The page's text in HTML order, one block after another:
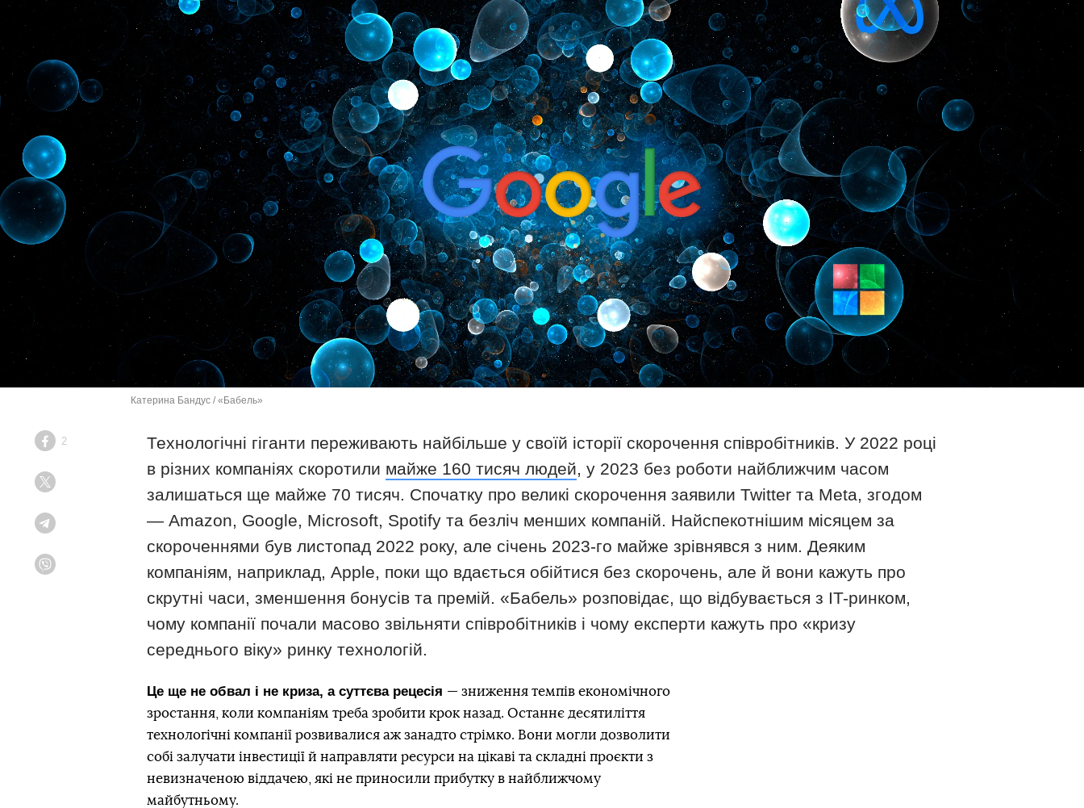
Катерина Бандус / «Бабель»
Facebook
2
Технологічні гіганти переживають найбільше у своїй історії скорочення співробітників. У 2022 році
в різних компаніях скоротили майже 160 тисяч людей, у 2023 без роботи найближчим часом
залишаться ще майже 70 тисяч. Спочатку про великі скорочення заявили Twitter та Meta, згодом
— Amazon, Google, Microsoft, Spotify та безліч менших компаній. Найспекотнішим місяцем за
скороченнями був листопад 2022 року, але січень 2023-го майже зрівнявся з ним. Деяким
компаніям, наприклад, Apple, поки що вдається обійтися без скорочень, але й вони кажуть про
скрутні часи, зменшення бонусів та премій. «Бабель» розповідає, що відбувається з IT-ринком,
чому компанії почали масово звільняти співробітників і чому експерти кажуть про «кризу
середнього віку» ринку технологій.
Це ще не обвал і не криза, а суттєва рецесія — зниження темпів економічного
зростання, коли компаніям треба зробити крок назад. Останнє десятиліття
технологічні компанії розвивалися аж занадто стрімко. Вони могли дозволити
собі залучати інвестиції й направляти ресурси на цікаві та складні проєкти з
невизначеною віддачею, які не приносили прибутку в найближчому
майбутньому.